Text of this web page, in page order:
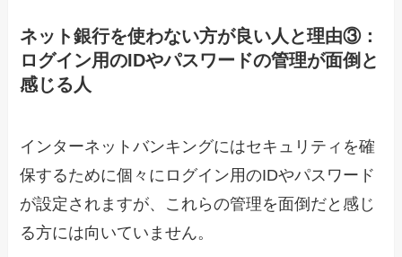
ネット銀行を使わない方が良い人と理由③：
ログイン用のIDやパスワードの管理が面倒と
感じる人
インターネットバンキングにはセキュリティを確
保するために個々にログイン用のIDやパスワード
が設定されますが、これらの管理を面倒だと感じ
る方には向いていません。